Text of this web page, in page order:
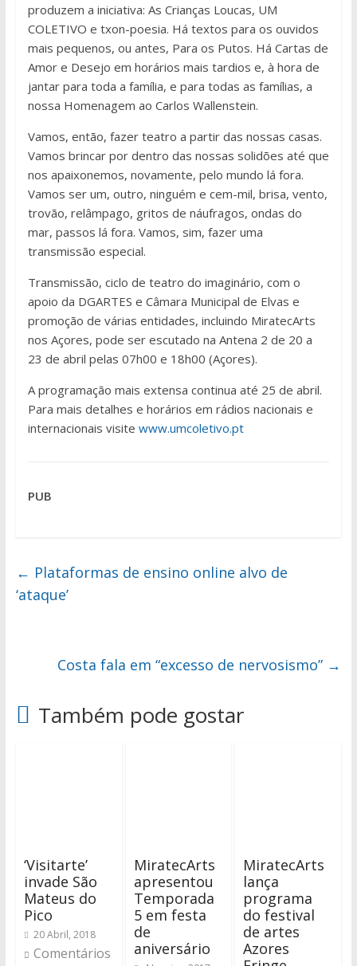
produzem a iniciativa: As Crianças Loucas, UM
COLETIVO e txon-poesia. Há textos para os ouvidos
mais pequenos, ou antes, Para os Putos. Há Cartas de
Amor e Desejo em horários mais tardios e, à hora de
jantar para toda a família, e para todas as famílias, a
nossa Homenagem ao Carlos Wallenstein.
Vamos, então, fazer teatro a partir das nossas casas.
Vamos brincar por dentro das nossas solidões até que
nos apaixonemos, novamente, pelo mundo lá fora.
Vamos ser um, outro, ninguém e cem-mil, brisa, vento,
trovão, relâmpago, gritos de náufragos, ondas do
mar, passos lá fora. Vamos, sim, fazer uma
transmissão especial.
Transmissão, ciclo de teatro do imaginário, com o
apoio da DGARTES e Câmara Municipal de Elvas e
promoção de várias entidades, incluindo MiratecArts
nos Açores, pode ser escutado na Antena 2 de 20 a
23 de abril pelas 07h00 e 18h00 (Açores).
A programação mais extensa continua até 25 de abril.
Para mais detalhes e horários em rádios nacionais e
internacionais visite www.umcoletivo.pt
PUB
← Plataformas de ensino online alvo de
‘ataque’
Costa fala em “excesso de nervosismo” →
Também pode gostar
‘Visitarte’
invade São
Mateus do
Pico
20 Abril, 2018
Comentários
MiratecArts
apresentou
Temporada
5 em festa
de
aniversário
MiratecArts
lança
programa
do festival
de artes
Azores